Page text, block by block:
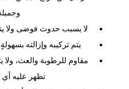
لا يسبب حدوث فوضى ولا
يتم تركيبه وإزالته
مقاوم للرطوبة والعث، ولا
تظهر عليه